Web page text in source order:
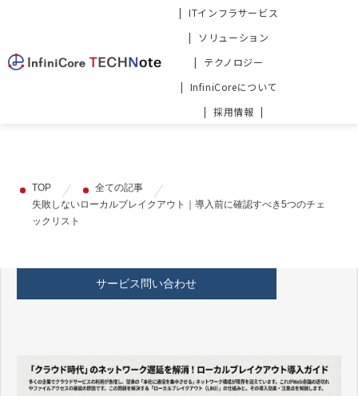
ITインフラサービス
ソリューション
テクノロジー
InfiniCoreについて
採用情報
TOP
全ての記事
失敗しないローカルブレイクアウト｜導入前に確認すべき5つのチェ
ックリスト
サービス問い合わせ